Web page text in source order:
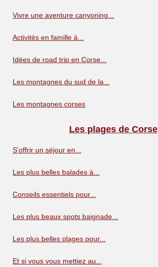
Vivre une aventure canyoning...
Activités en famille à...
Idées de road trip en Corse...
Les montagnes du sud de la...
Les montagnes corses
Les plages de Corse
S'offrir un séjour en...
Les plus belles balades à...
Conseils essentiels pour...
Les plus beaux spots baignade...
Les plus belles plages pour...
Et si vous vous mettiez au...